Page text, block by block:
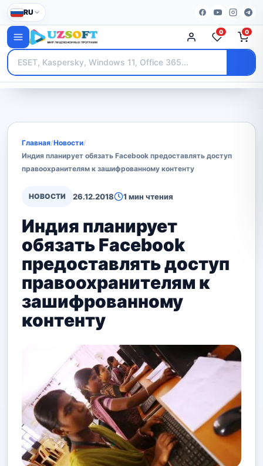
RU
0 0
Главная/Новости/
Индия планирует обязать Facebook предоставлять доступ
правоохранителям к зашифрованному контенту
НОВОСТИ 26.12.2018 1 мин чтения
Индия планирует
обязать Facebook
предоставлять доступ
правоохранителям к
зашифрованному
контенту